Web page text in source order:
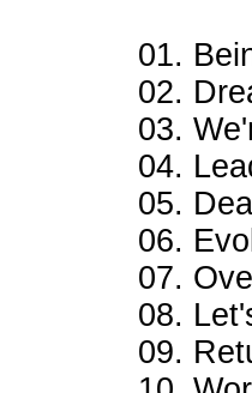
01.
02.
03.
04.
05.
06.
07.
08.
09.